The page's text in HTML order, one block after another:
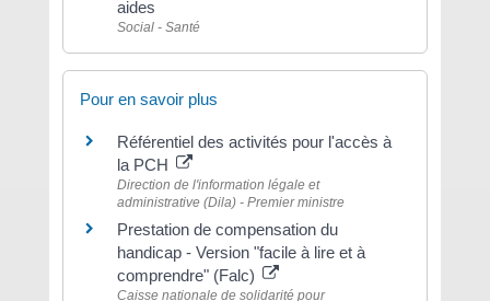
aides
Social - Santé
Pour en savoir plus
Référentiel des activités pour l'accès à
la PCH
Direction de l'information légale et
administrative (Dila) - Premier ministre
Prestation de compensation du
handicap - Version "facile à lire et à
comprendre" (Falc)
Caisse nationale de solidarité pour